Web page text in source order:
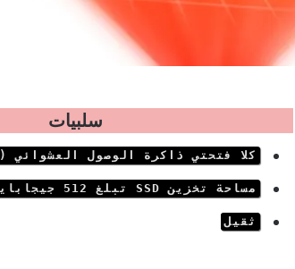
سلبيات
كلا فتحتي ذاكرة الوصول العشوائي (RAM) قيد الاستخدام
مساحة تخزين SSD تبلغ 512 جيجابايت فقط
ثقيل